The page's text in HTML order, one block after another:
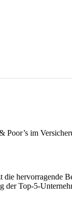
Poor’s im
hervorragende
der Top-5-